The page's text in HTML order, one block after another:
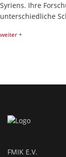
Syriens. Ihre
unterschiedliche
weiter +
FMIK E.V.